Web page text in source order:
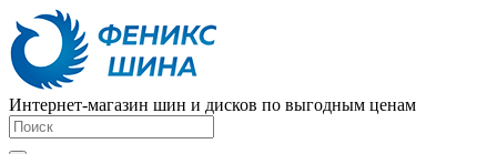
Интернет-магазин шин и дисков по выгодным ценам